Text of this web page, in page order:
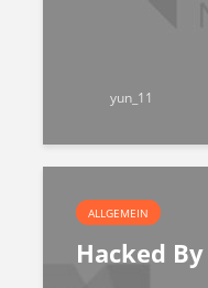
yun_11
ALLGEMEIN
Hacked